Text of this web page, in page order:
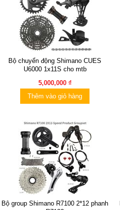
Bộ chuyển động Shimano CUES
U6000 1x11S cho mtb
5,000,000 ₫
Thêm vào giỏ hàng
Bộ group Shimano R7100 2*12 phanh